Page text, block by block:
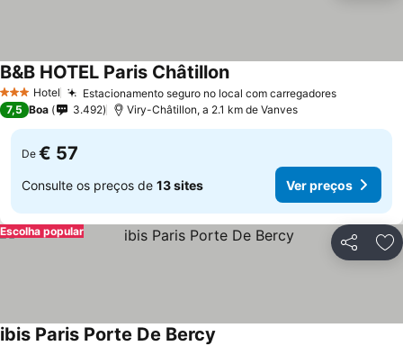
3 EstrelasHotel Estacionamento seguro no local com carregadores
B&B HOTEL Paris Châtillon
7,5 Boa 3.492 Viry-Châtillon, a 2.1 km de Vanves
De € 57
Consulte os preços de 13 sites Ver preços
Partilhar
Escolha popular
ibis Paris Porte De Bercy